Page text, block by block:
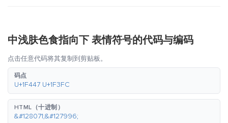
中浅肤色食指向下 表情符号的代码与编码
点击任意代码将其复制到剪贴板。
码点
U+1F447 U+1F3FC
HTML（十进制）
&#128071;&#127996;